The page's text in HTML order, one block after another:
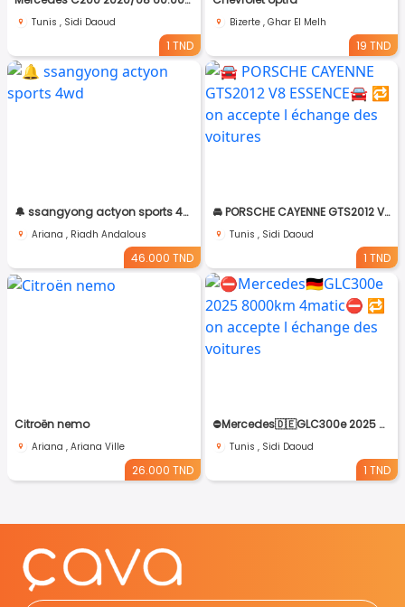
Tunis , Sidi Daoud
1 TND
Bizerte , Ghar El Melh
19 TND
🔔 ssangyong actyon sports 4wd
Ariana , Riadh Andalous
46.000 TND
🚘 PORSCHE CAYENNE GTS2012 V8 ESSENCE🚘 🔁 on accepte l échange des voitures
Tunis , Sidi Daoud
1 TND
Citroën nemo
Ariana , Ariana Ville
26.000 TND
⛔️Mercedes🇩🇪GLC300e 2025 8000km 4matic⛔️ 🔁 on accepte l échange des voitures
Tunis , Sidi Daoud
1 TND